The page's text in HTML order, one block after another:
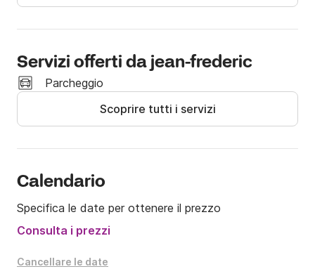
Roselière per nuotare e praticare sport acquatici.
Click&Boat per rispondere a qualsiasi domanda.
A presto.
Servizi offerti da jean-frederic
Parcheggio
Scoprire tutti i servizi
Calendario
Specifica le date per ottenere il prezzo
Consulta i prezzi
Cancellare le date